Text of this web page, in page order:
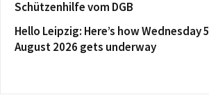
Schützenhilfe vom DGB
Hello Leipzig: Here’s how Wednesday 5
August 2026 gets underway